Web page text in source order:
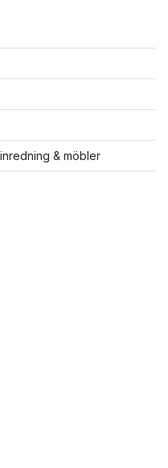
& möbler